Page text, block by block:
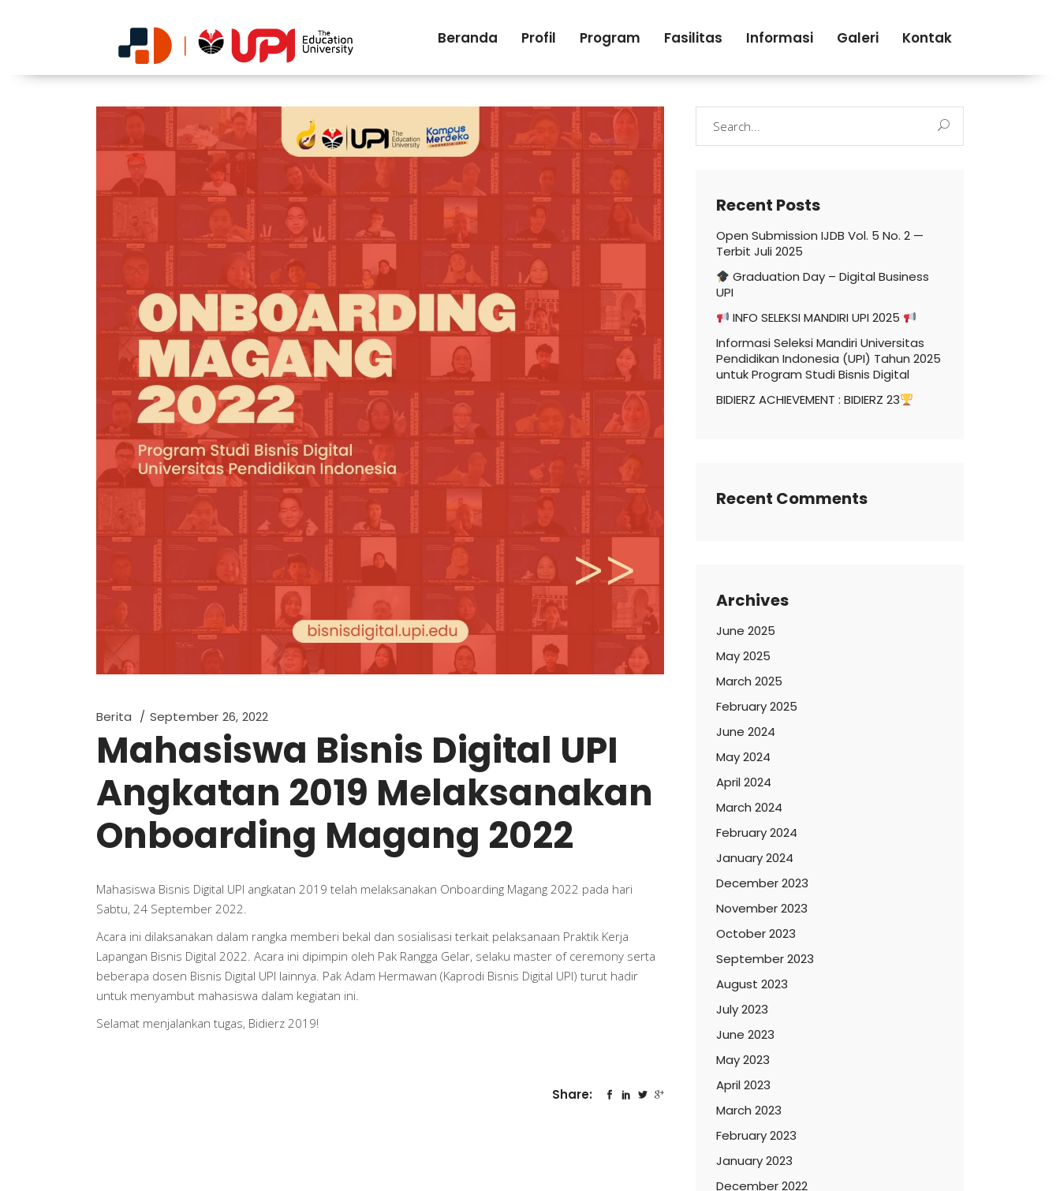
Beranda Profil Program Fasilitas Informasi Galeri Kontak
Berita September 26, 2022
Mahasiswa Bisnis Digital UPI
Angkatan 2019 Melaksanakan
Onboarding Magang 2022
Mahasiswa Bisnis Digital UPI angkatan 2019 telah melaksanakan Onboarding Magang 2022 pada hari
Sabtu, 24 September 2022.
Acara ini dilaksanakan dalam rangka memberi bekal dan sosialisasi terkait pelaksanaan Praktik Kerja
Lapangan Bisnis Digital 2022. Acara ini dipimpin oleh Pak Rangga Gelar, selaku master of ceremony serta
beberapa dosen Bisnis Digital UPI lainnya. Pak Adam Hermawan (Kaprodi Bisnis Digital UPI) turut hadir
untuk menyambut mahasiswa dalam kegiatan ini.
Selamat menjalankan tugas, Bidierz 2019!
Share:
Recent Posts
Open Submission IJDB Vol. 5 No. 2 —
Terbit Juli 2025
Graduation Day – Digital Business
UPI
INFO SELEKSI MANDIRI UPI 2025
Informasi Seleksi Mandiri Universitas
Pendidikan Indonesia (UPI) Tahun 2025
untuk Program Studi Bisnis Digital
BIDIERZ ACHIEVEMENT : BIDIERZ 23
Recent Comments
Archives
June 2025
May 2025
March 2025
February 2025
June 2024
May 2024
April 2024
March 2024
February 2024
January 2024
December 2023
November 2023
October 2023
September 2023
August 2023
July 2023
June 2023
May 2023
April 2023
March 2023
February 2023
January 2023
December 2022